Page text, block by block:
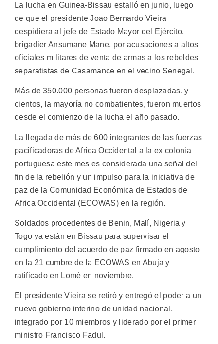
La lucha en Guinea-Bissau estalló en junio, luego
de que el presidente Joao Bernardo Vieira
despidiera al jefe de Estado Mayor del Ejército,
brigadier Ansumane Mane, por acusaciones a altos
oficiales militares de venta de armas a los rebeldes
separatistas de Casamance en el vecino Senegal.
Más de 350.000 personas fueron desplazadas, y
cientos, la mayoría no combatientes, fueron muertos
desde el comienzo de la lucha el año pasado.
La llegada de más de 600 integrantes de las fuerzas
pacificadoras de Africa Occidental a la ex colonia
portuguesa este mes es considerada una señal del
fin de la rebelión y un impulso para la iniciativa de
paz de la Comunidad Económica de Estados de
Africa Occidental (ECOWAS) en la región.
Soldados procedentes de Benin, Malí, Nigeria y
Togo ya están en Bissau para supervisar el
cumplimiento del acuerdo de paz firmado en agosto
en la 21 cumbre de la ECOWAS en Abuja y
ratificado en Lomé en noviembre.
El presidente Vieira se retiró y entregó el poder a un
nuevo gobierno interino de unidad nacional,
integrado por 10 miembros y liderado por el primer
ministro Francisco Fadul.